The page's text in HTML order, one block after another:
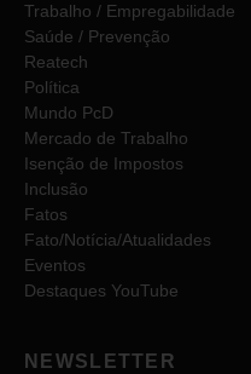
Trabalho / Empregabilidade
Saúde / Prevenção
Reatech
Política
Mundo PcD
Mercado de Trabalho
Isenção de Impostos
Inclusão
Fatos
Fato/Notícia/Atualidades
Eventos
Destaques YouTube
NEWSLETTER